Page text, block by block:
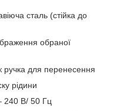
сталь (стійка до
обраної
ручка для перенесення
рідини
240 В/ 50 Гц